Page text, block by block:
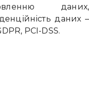
даних,
даних –
PCI-DSS.
швидко